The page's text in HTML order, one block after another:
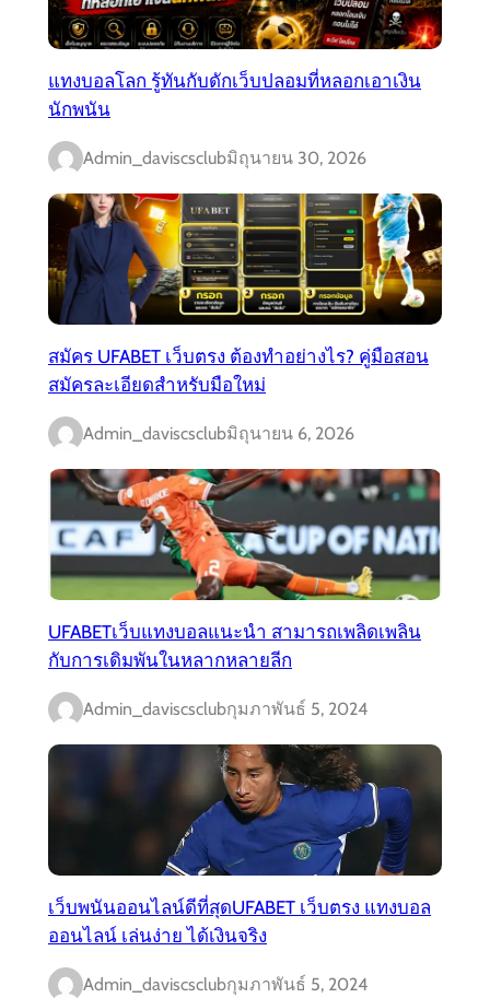
แทงบอลโลก รู้ทันกับดักเว็บปลอมที่หลอกเอาเงิน
นักพนัน
Admin_daviscsclubมิถุนายน 30, 2026
สมัคร UFABET เว็บตรง ต้องทำอย่างไร? คู่มือสอน
สมัครละเอียดสำหรับมือใหม่
Admin_daviscsclubมิถุนายน 6, 2026
UFABETเว็บแทงบอลแนะนำ สามารถเพลิดเพลิน
กับการเดิมพันในหลากหลายลีก
Admin_daviscsclubกุมภาพันธ์ 5, 2024
เว็บพนันออนไลน์ดีที่สุดUFABET เว็บตรง แทงบอล
ออนไลน์ เล่นง่าย ได้เงินจริง
Admin_daviscsclubกุมภาพันธ์ 5, 2024